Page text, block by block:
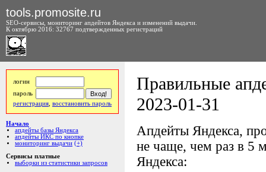
tools.promosite.ru
SEO-сервисы, мониторинг апдейтов Яндекса и изменений выдачи.
К октябрю 2016: 32767 подтвержденных регистраций
логин
пароль
регистрация восстановить пароль
Начало
апдейты базы Яндекса
апдейты ИКС по кнопке
мониторинг выдачи (+)
Сервисы платные
выборки из статистики запросов
Правильные
2023-01-31
Апдейты Яндекса,
не чаще, чем раз в 5
Яндекса: